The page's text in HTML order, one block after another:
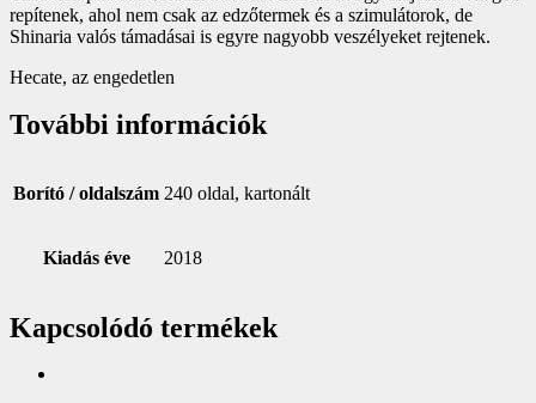
repítenek, ahol nem csak az edzőtermek és a szimulátorok, de
Shinaria valós támadásai is egyre nagyobb veszélyeket rejtenek.
Hecate, az engedetlen
További információk
Borító / oldalszám 240 oldal, kartonált
Kiadás éve 2018
Kapcsolódó termékek